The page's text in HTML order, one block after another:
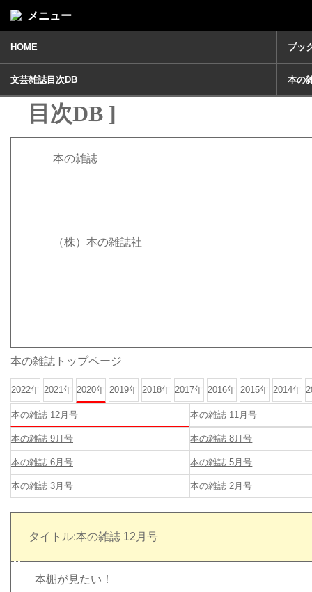
メニュー
HOME ブッ
文芸雑誌目次DB 本の
本の雑誌 12月号 [ 文芸雑誌
目次DB ]
本の雑誌
（株）本の雑誌社
本の雑誌トップページ
2022年 2021年 2020年 2019年 2018年 2017年 2016年 2015年 2014年
本の雑誌 12月号 本の雑誌 11月号
本の雑誌 9月号 本の雑誌 8月号
本の雑誌 6月号 本の雑誌 5月号
本の雑誌 3月号 本の雑誌 2月号
タイトル:本の雑誌 12月号
本棚が見たい！